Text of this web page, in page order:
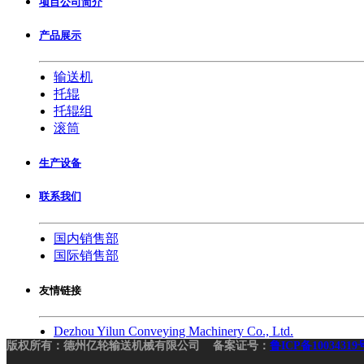
产品展示
输送机
托辊
托辊组
滚筒
生产设备
联系我们
国内销售部
国际销售部
友情链接
Dezhou Yilun Conveying Machinery Co., Ltd.
版权所有：德州亿轮输送机械有限公司 备案证号： 鲁ICP备10034319